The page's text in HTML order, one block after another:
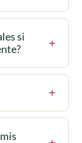
si